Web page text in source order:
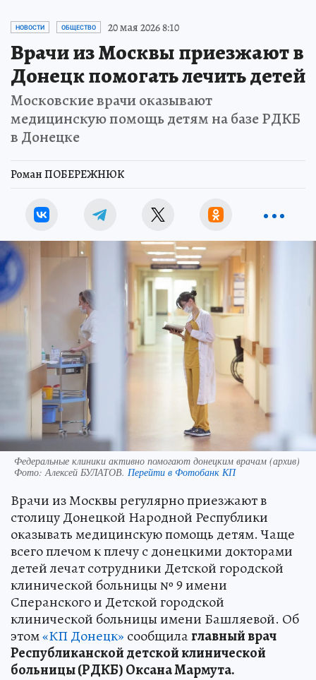
НОВОСТИ ОБЩЕСТВО 20 мая 2026 8:10
Врачи из Москвы приезжают в
Донецк помогать лечить детей
Московские врачи оказывают
медицинскую помощь детям на базе РДКБ
в Донецке
Роман ПОБЕРЕЖНЮК
Федеральные клиники активно помогают донецким врачам (архив)
Фото: Алексей БУЛАТОВ. Перейти в Фотобанк КП
Врачи из Москвы регулярно приезжают в
столицу Донецкой Народной Республики
оказывать медицинскую помощь детям. Чаще
всего плечом к плечу с донецкими докторами
детей лечат сотрудники Детской городской
клинической больницы № 9 имени
Сперанского и Детской городской
клинической больницы имени Башляевой. Об
этом«КП Донецк» сообщилаглавный врач
Республиканской детской клинической
больницы (РДКБ) Оксана Мармута.